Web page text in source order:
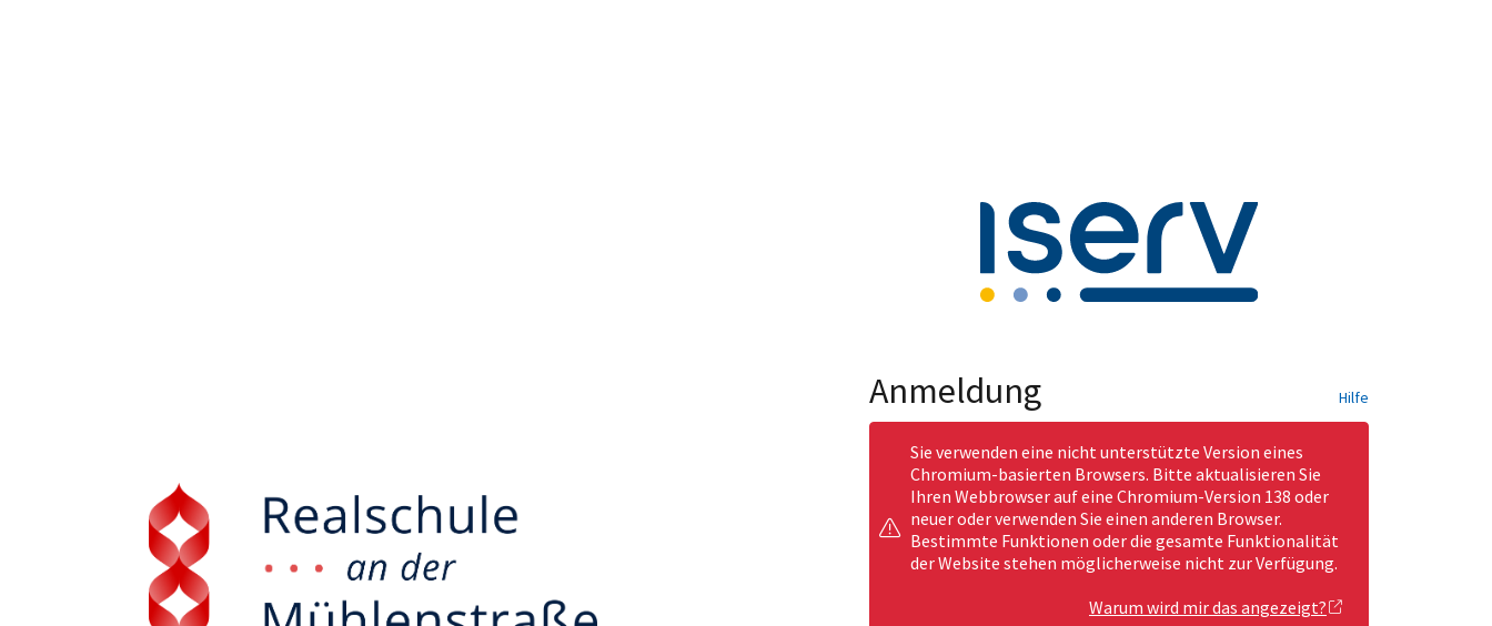
Anmeldung Hilfe
Sie verwenden eine nicht unterstützte Version eines
Chromium-basierten Browsers. Bitte aktualisieren Sie
Ihren Webbrowser auf eine Chromium-Version 138 oder
neuer oder verwenden Sie einen anderen Browser.
Bestimmte Funktionen oder die gesamte Funktionalität
der Website stehen möglicherweise nicht zur Verfügung.
Warum wird mir das angezeigt?